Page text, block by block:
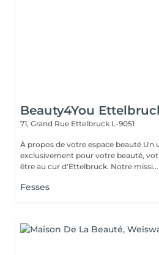
Beauty4You
71, Grand Rue Ettelbruck L-9051
À propos de votre espace beauté Un univers pensé
exclusivement pour votre beauté,
être au cur d'Ettelbruck. Notre missi...
Fesses